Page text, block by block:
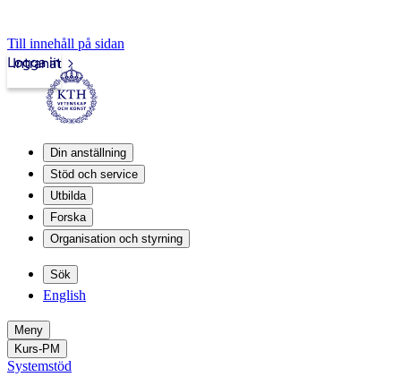
Till innehåll på sidan
Intranät
Logga in
Din anställning
Stöd och service
Utbilda
Forska
Organisation och styrning
Sök
English
Meny
Kurs-PM
Systemstöd